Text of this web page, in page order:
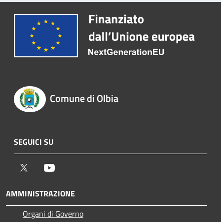
Comune di Olbia
SEGUICI SU
Twitter
AMMINISTRAZIONE
Organi di Governo